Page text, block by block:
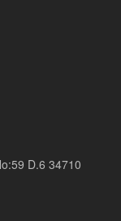
D.6 34710